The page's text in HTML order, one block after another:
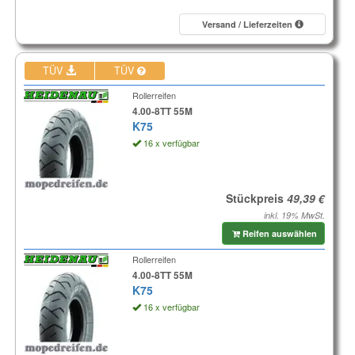
Versand / Lieferzeiten
TÜV TÜV
Rollerreifen
4.00-8TT 55M
K75
16 x verfügbar
Stückpreis
inkl. 19% MwSt.
Reifen auswählen
Rollerreifen
4.00-8TT 55M
K75
16 x verfügbar